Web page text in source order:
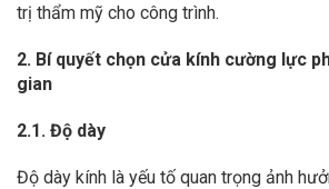
trị thẩm mỹ cho công trình.
2. Bí quyết chọn cửa kính cường lực
gian
2.1. Độ dày
Độ dày kính là yếu tố quan trọng ảnh